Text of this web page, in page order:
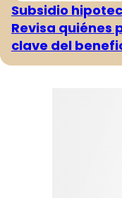
Subsidio
Revisa quiénes
clave del